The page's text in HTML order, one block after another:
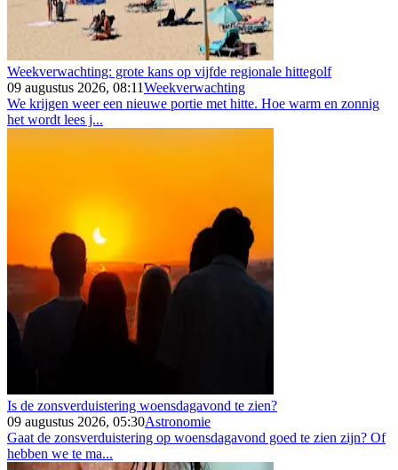
Weekverwachting: grote kans op vijfde regionale hittegolf
09 augustus 2026, 08:11Weekverwachting
We krijgen weer een nieuwe portie met hitte. Hoe warm en zonnig
het wordt lees j...
Is de zonsverduistering woensdagavond te zien?
09 augustus 2026, 05:30Astronomie
Gaat de zonsverduistering op woensdagavond goed te zien zijn? Of
hebben we te ma...